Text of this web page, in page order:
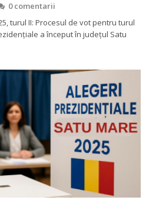
0 comentarii
turul II: Procesul de vot pentru turul
a început în județul Satu